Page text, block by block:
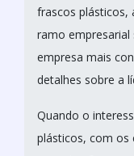
frascos plásticos,
ramo
empresa mais
detalhes sobre a
Quando o
plásticos, com os